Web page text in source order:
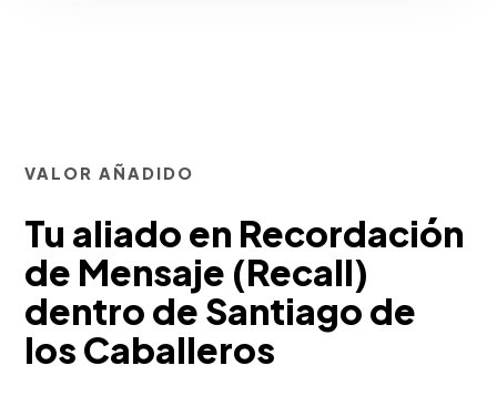
VALOR AÑADIDO
Tu aliado en Recordación
de Mensaje (Recall)
dentro de Santiago de
los Caballeros